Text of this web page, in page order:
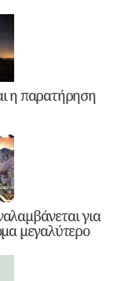
η παρατήρηση
για
μεγαλύτερο